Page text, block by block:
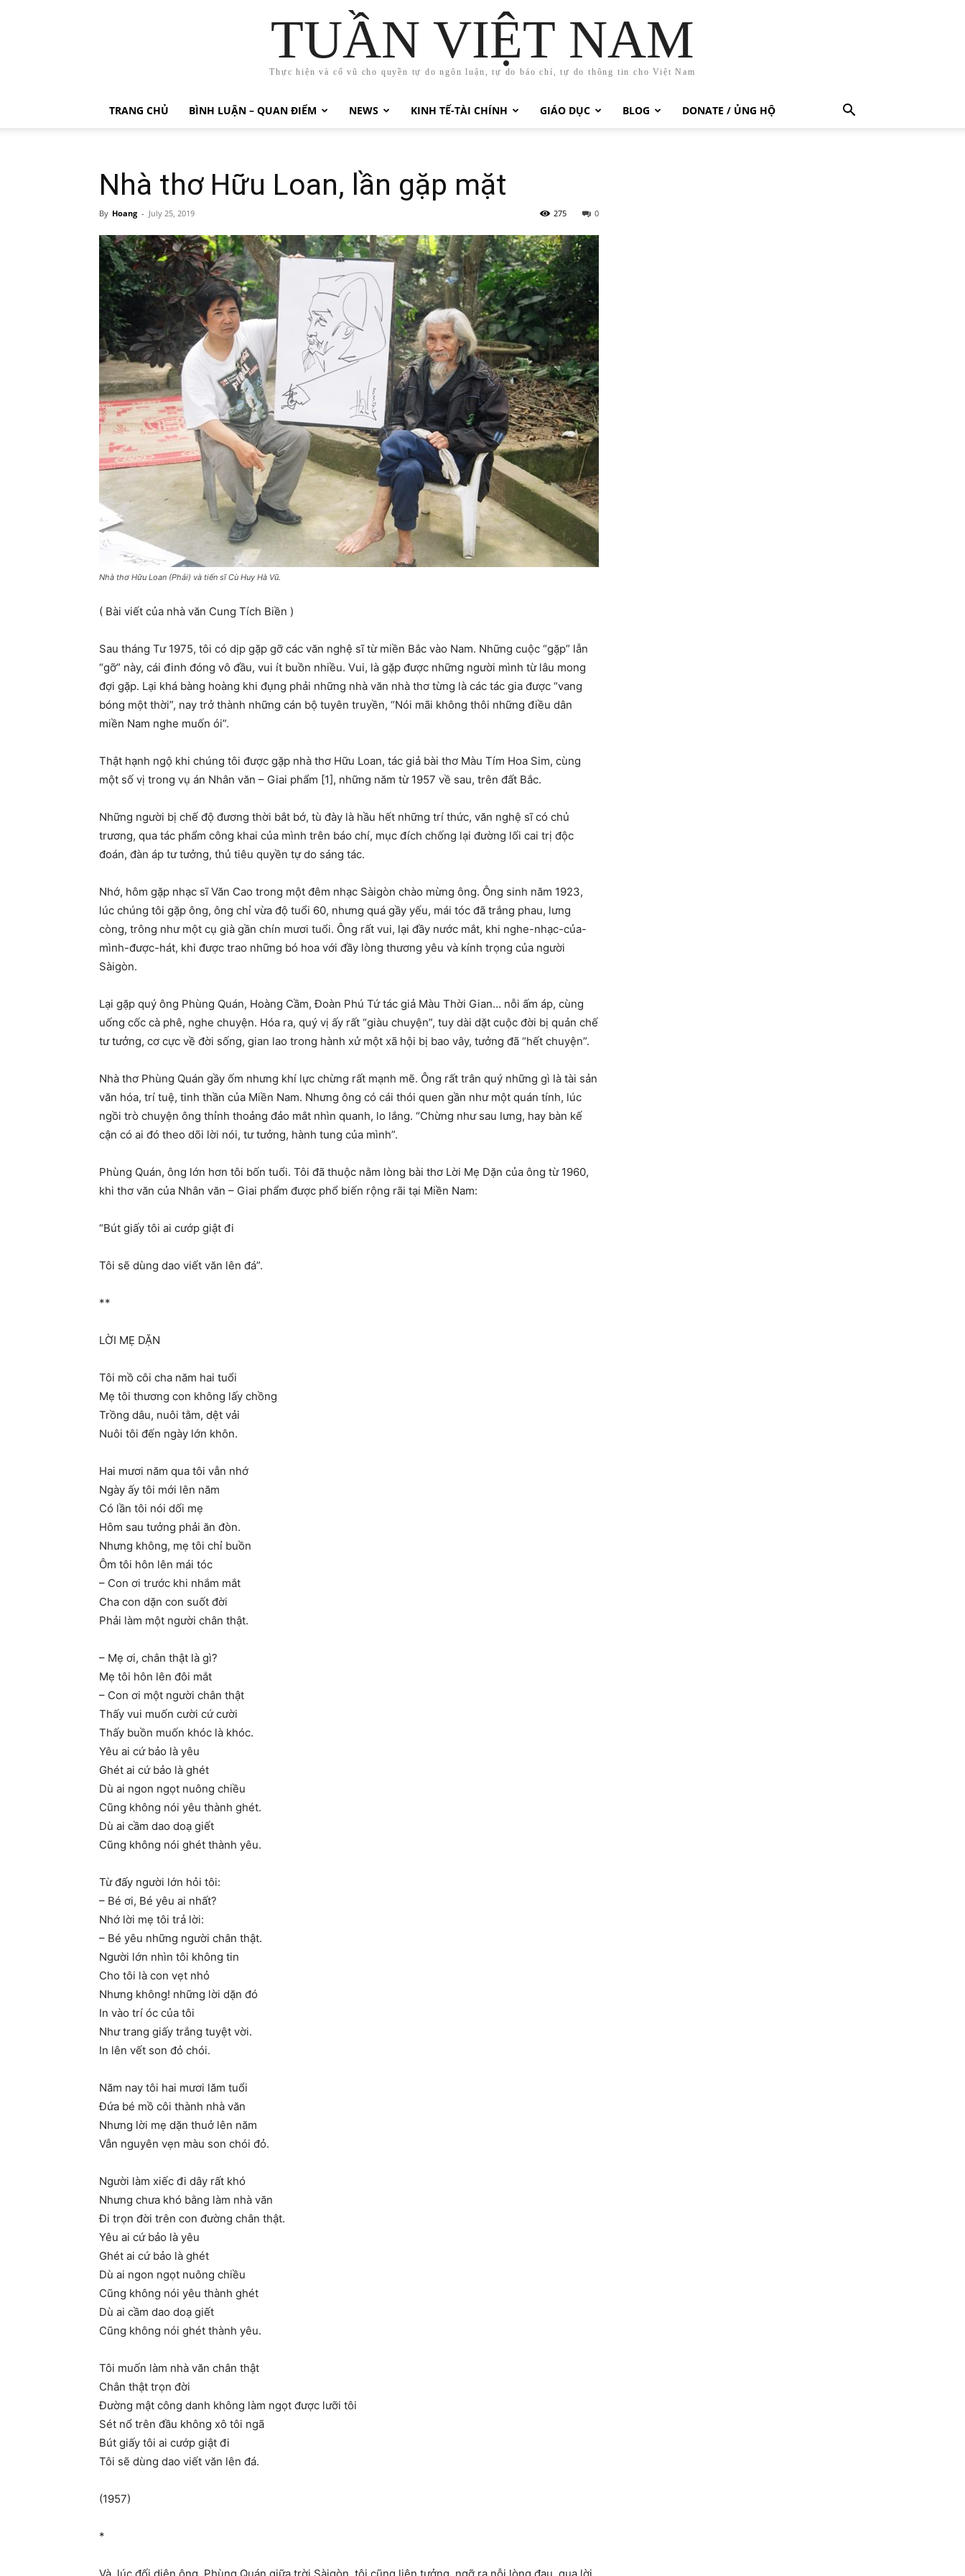
TUẦN VIỆT NAM
Thực hiện và cổ vũ cho quyền tự do ngôn luận, tự do báo chí, tự do thông tin cho Việt Nam
TRANG CHỦ BÌNH LUẬN – QUAN ĐIỂM NEWS KINH TẾ-TÀI CHÍNH GIÁO DỤC BLOG DONATE / ỦNG HỘ
Nhà thơ Hữu Loan, lần gặp mặt
By Hoang - July 25, 2019 0
275
Nhà thơ Hữu Loan (Phải) và tiến sĩ Cù Huy Hà Vũ.
( Bài viết của nhà văn Cung Tích Biền )
Sau tháng Tư 1975, tôi có dịp gặp gỡ các văn nghệ sĩ từ miền Bắc vào Nam. Những cuộc “gặp” lẫn
“gỡ” này, cái đinh đóng vô đầu, vui ít buồn nhiều. Vui, là gặp được những người mình từ lâu mong
đợi gặp. Lại khá bàng hoàng khi đụng phải những nhà văn nhà thơ từng là các tác gia được “vang
bóng một thời”, nay trở thành những cán bộ tuyên truyền, “Nói mãi không thôi những điều dân
miền Nam nghe muốn ói”.
Thật hạnh ngộ khi chúng tôi được gặp nhà thơ Hữu Loan, tác giả bài thơ Màu Tím Hoa Sim, cùng
một số vị trong vụ án Nhân văn – Giai phẩm [1], những năm từ 1957 về sau, trên đất Bắc.
Những người bị chế độ đương thời bắt bớ, tù đày là hầu hết những trí thức, văn nghệ sĩ có chủ
trương, qua tác phẩm công khai của mình trên báo chí, mục đích chống lại đường lối cai trị độc
đoán, đàn áp tư tưởng, thủ tiêu quyền tự do sáng tác.
Nhớ, hôm gặp nhạc sĩ Văn Cao trong một đêm nhạc Sàigòn chào mừng ông. Ông sinh năm 1923,
lúc chúng tôi gặp ông, ông chỉ vừa độ tuổi 60, nhưng quá gầy yếu, mái tóc đã trắng phau, lưng
còng, trông như một cụ già gần chín mươi tuổi. Ông rất vui, lại đầy nước mắt, khi nghe-nhạc-của-
mình-được-hát, khi được trao những bó hoa với đầy lòng thương yêu và kính trọng của người
Sàigòn.
Lại gặp quý ông Phùng Quán, Hoàng Cầm, Đoàn Phú Tứ tác giả Màu Thời Gian… nỗi ấm áp, cùng
uống cốc cà phê, nghe chuyện. Hóa ra, quý vị ấy rất “giàu chuyện”, tuy dài dặt cuộc đời bị quản chế
tư tưởng, cơ cực về đời sống, gian lao trong hành xử một xã hội bị bao vây, tưởng đã “hết chuyện”.
Nhà thơ Phùng Quán gầy ốm nhưng khí lực chừng rất mạnh mẽ. Ông rất trân quý những gì là tài sản
văn hóa, trí tuệ, tinh thần của Miền Nam. Nhưng ông có cái thói quen gần như một quán tính, lúc
ngồi trò chuyện ông thỉnh thoảng đảo mắt nhìn quanh, lo lắng. “Chừng như sau lưng, hay bàn kế
cận có ai đó theo dõi lời nói, tư tưởng, hành tung của mình”.
Phùng Quán, ông lớn hơn tôi bốn tuổi. Tôi đã thuộc nằm lòng bài thơ Lời Mẹ Dặn của ông từ 1960,
khi thơ văn của Nhân văn – Giai phẩm được phổ biến rộng rãi tại Miền Nam:
“Bút giấy tôi ai cướp giật đi
Tôi sẽ dùng dao viết văn lên đá”.
**
LỜI MẸ DẶN
Tôi mồ côi cha năm hai tuổi
Mẹ tôi thương con không lấy chồng
Trồng dâu, nuôi tằm, dệt vải
Nuôi tôi đến ngày lớn khôn.
Hai mươi năm qua tôi vẫn nhớ
Ngày ấy tôi mới lên năm
Có lần tôi nói dối mẹ
Hôm sau tưởng phải ăn đòn.
Nhưng không, mẹ tôi chỉ buồn
Ôm tôi hôn lên mái tóc
– Con ơi trước khi nhắm mắt
Cha con dặn con suốt đời
Phải làm một người chân thật.
– Mẹ ơi, chân thật là gì?
Mẹ tôi hôn lên đôi mắt
– Con ơi một người chân thật
Thấy vui muốn cười cứ cười
Thấy buồn muốn khóc là khóc.
Yêu ai cứ bảo là yêu
Ghét ai cứ bảo là ghét
Dù ai ngon ngọt nuông chiều
Cũng không nói yêu thành ghét.
Dù ai cầm dao doạ giết
Cũng không nói ghét thành yêu.
Từ đấy người lớn hỏi tôi:
– Bé ơi, Bé yêu ai nhất?
Nhớ lời mẹ tôi trả lời:
– Bé yêu những người chân thật.
Người lớn nhìn tôi không tin
Cho tôi là con vẹt nhỏ
Nhưng không! những lời dặn đó
In vào trí óc của tôi
Như trang giấy trắng tuyệt vời.
In lên vết son đỏ chói.
Năm nay tôi hai mươi lăm tuổi
Đứa bé mồ côi thành nhà văn
Nhưng lời mẹ dặn thuở lên năm
Vẫn nguyên vẹn màu son chói đỏ.
Người làm xiếc đi dây rất khó
Nhưng chưa khó bằng làm nhà văn
Đi trọn đời trên con đường chân thật.
Yêu ai cứ bảo là yêu
Ghét ai cứ bảo là ghét
Dù ai ngon ngọt nuông chiều
Cũng không nói yêu thành ghét
Dù ai cầm dao doạ giết
Cũng không nói ghét thành yêu.
Tôi muốn làm nhà văn chân thật
Chân thật trọn đời
Đường mật công danh không làm ngọt được lưỡi tôi
Sét nổ trên đầu không xô tôi ngã
Bút giấy tôi ai cướp giật đi
Tôi sẽ dùng dao viết văn lên đá.
(1957)
*